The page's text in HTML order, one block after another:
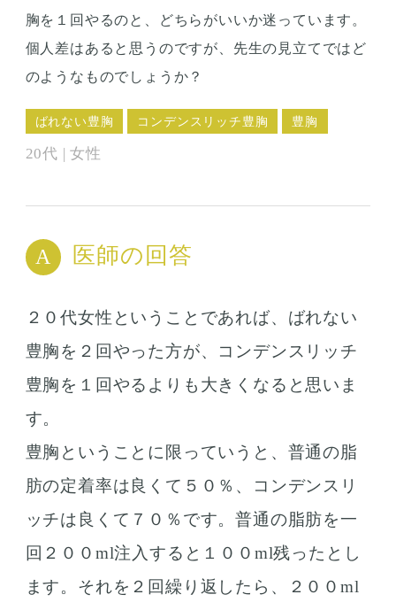
胸を１回やるのと、どちらがいいか迷っています。
個人差はあると思うのですが、先生の見立てではど
のようなものでしょうか？
ばれない豊胸 コンデンスリッチ豊胸 豊胸
20代 | 女性
医師の回答
２０代女性ということであれば、ばれない
豊胸を２回やった方が、コンデンスリッチ
豊胸を１回やるよりも大きくなると思いま
す。
豊胸ということに限っていうと、普通の脂
肪の定着率は良くて５０％、コンデンスリ
ッチは良くて７０％です。普通の脂肪を一
回２００ml注入すると１００ml残ったとし
ます。それを２回繰り返したら、２００ml